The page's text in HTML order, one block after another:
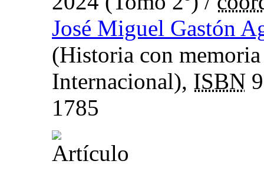
José Miguel Gastón
(Historia con
Internacional), ISBN
1785